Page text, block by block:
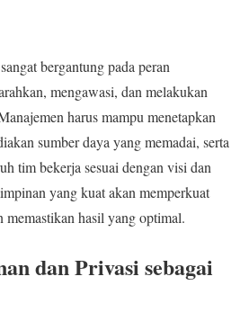
bergantung pada peran
mengawasi, dan melakukan
harus mampu menetapkan
sumber daya yang memadai, serta
tim bekerja sesuai dengan visi dan
yang kuat akan memperkuat
memastikan hasil yang optimal.
dan Privasi sebagai